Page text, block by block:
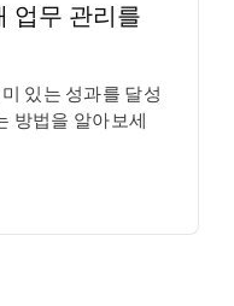
업무 관리를
있는 성과를 달성
방법을 알아보세